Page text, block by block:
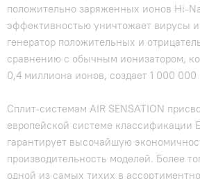
положительно заряженных ионов Hi-
эффективностью уничтожает вирусы
генератор положительных и
сравнению с обычным ионизатором,
0,4 миллиона ионов, создает 1 000
Сплит-системам AIR SENSATION
европейской системе классификации
гарантирует высочайшую
производительность моделей. Более
одной из самых тихих в